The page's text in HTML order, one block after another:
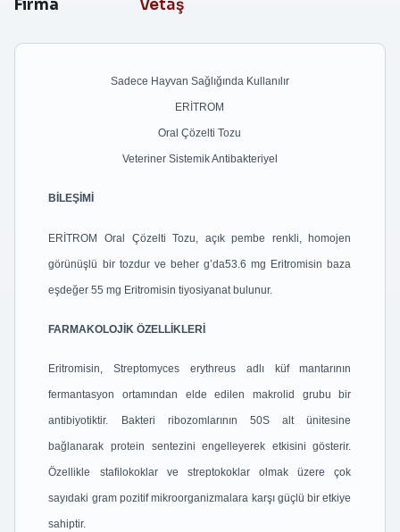
Firma
Vetaş
Sadece Hayvan Sağlığında Kullanılır
ERİTROM
Oral Çözelti Tozu
Veteriner Sistemik Antibakteriyel
BİLEŞİMİ
ERİTROM Oral Çözelti Tozu, açık pembe renkli, homojen
görünüşlü bir tozdur ve beher g’da53.6 mg Eritromisin baza
eşdeğer 55 mg Eritromisin tiyosiyanat bulunur.
FARMAKOLOJİK ÖZELLİKLERİ
Eritromisin, Streptomyces erythreus adlı küf mantarının
fermantasyon ortamından elde edilenmakrolid grubu bir
antibiyotiktir. Bakteri ribozomlarının 50S alt ünitesine
bağlanarak protein sentezini engelleyerek etkisini gösterir.
Özellikle stafilokoklar ve streptokoklar olmak üzereçok
sayıdaki gram pozitif mikroorganizmalara karşı güçlü bir etkiye
sahiptir.